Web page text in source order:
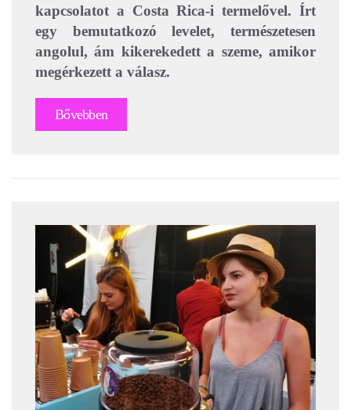
kapcsolatot a Costa Rica-i termelővel. Írt
egy bemutatkozó levelet, természetesen
angolul, ám kikerekedett a szeme, amikor
megérkezett a válasz.
Bővebben